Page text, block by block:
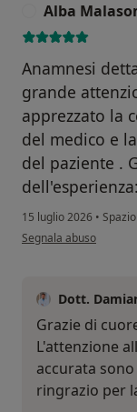
Alba
Anamnesi
grande
apprezzato la
del medico e
del paziente .
15 luglio 2026 •
secondo l'opinione
Segnala abuso
Dott.
Grazie di
L'attenzione
accurata
ringrazio per